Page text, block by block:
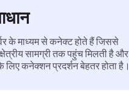
के माध्यम से कनेक्ट होते हैं जिससे
सामग्री तक पहुंच मिलती है और
लिए कनेक्शन प्रदर्शन बेहतर होता है।